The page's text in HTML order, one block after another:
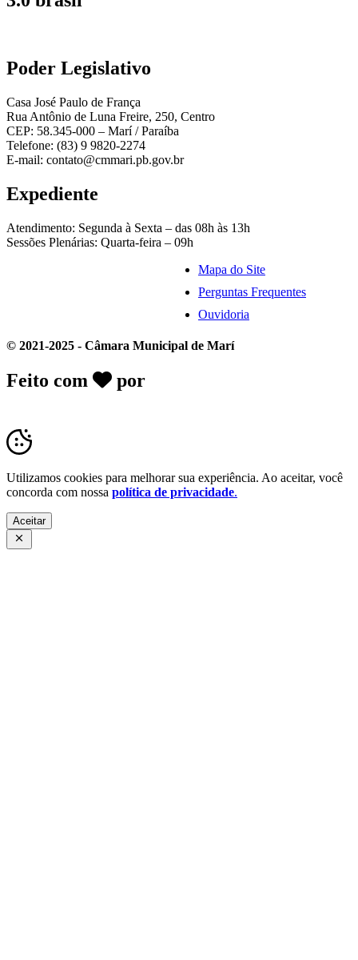
Poder Legislativo
Casa José Paulo de França
Rua Antônio de Luna Freire, 250, Centro
CEP: 58.345-000 – Marí / Paraíba
Telefone: (83) 9 9820-2274
E-mail: contato@cmmari.pb.gov.br
Expediente
Atendimento: Segunda à Sexta – das 08h às 13h
Sessões Plenárias: Quarta-feira – 09h
Mapa do Site
Perguntas Frequentes
Ouvidoria
© 2021-2025 - Câmara Municipal de Marí
Feito com por
Utilizamos cookies para melhorar sua experiência. Ao aceitar, você
concorda com nossa política de privacidade.
Aceitar